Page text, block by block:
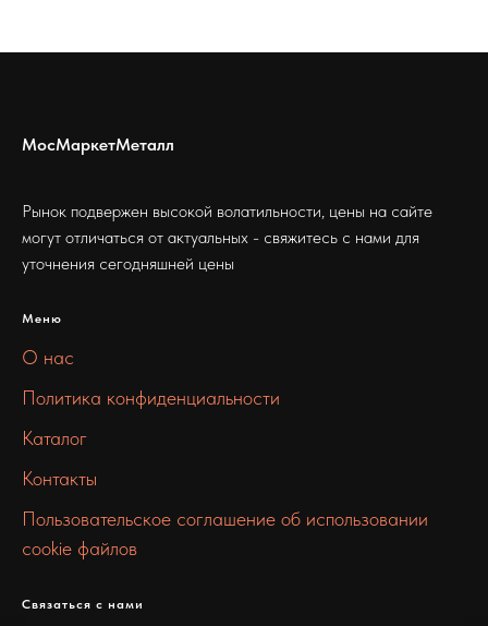
МосМаркетМеталл
Рынок подвержен высокой волатильности, цены на сайте
могут отличаться от актуальных - свяжитесь с нами для
уточнения сегодняшней цены
Меню
О нас
Политика конфиденциальности
Каталог
Контакты
Пользовательское соглашение об использовании
cookie файлов
Связаться с нами